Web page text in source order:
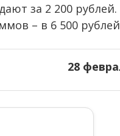
за 2 200
– в 6 500
28